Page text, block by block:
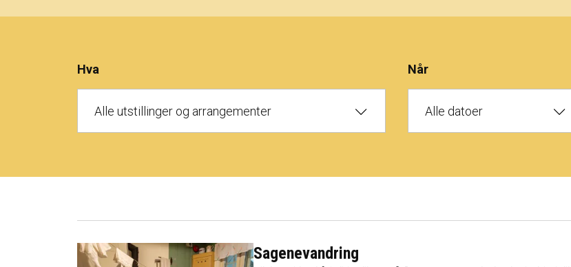
Hva
Alle utstillinger og arrangementer
Når
Alle datoer
Sagenevandring